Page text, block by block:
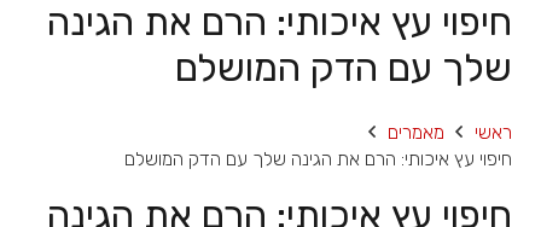
חיפוי עץ איכותי: הרם את הגינה
שלך עם הדק המושלם
ראשי
מאמרים
חיפוי עץ איכותי: הרם את הגינה שלך עם הדק המושלם
חיפוי עץ איכותי: הרם את הגינה